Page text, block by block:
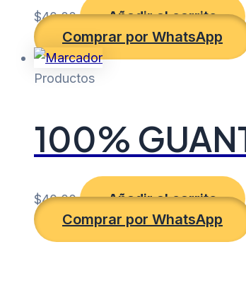
$40.00
Añadir al carrito
Comprar por WhatsApp
Productos
100%
$40.00
Añadir al carrito
Comprar por WhatsApp